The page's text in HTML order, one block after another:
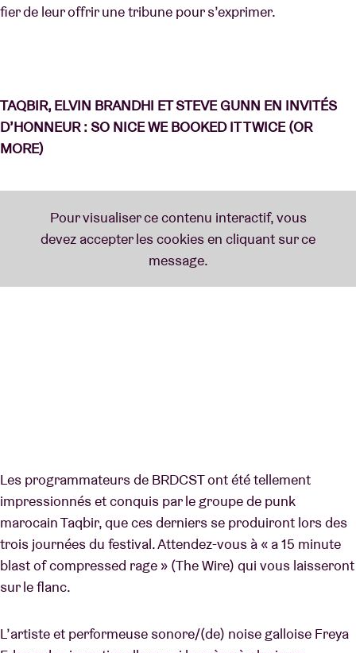
fier de leur offrir une tribune pour s’exprimer.
TAQBIR, ELVIN BRANDHI ET STEVE GUNN EN INVITÉS
D’HONNEUR : SO NICE WE BOOKED IT TWICE (OR
MORE)
Les programmateurs de BRDCST ont été tellement
impressionnés et conquis par le groupe de punk
marocain Taqbir, que ces derniers se produiront lors des
trois journées du festival. Attendez-vous à « a 15 minute
blast of compressed rage » (The Wire) qui vous laisseront
sur le flanc.
L’artiste et performeuse sonore/(de) noise galloise Freya